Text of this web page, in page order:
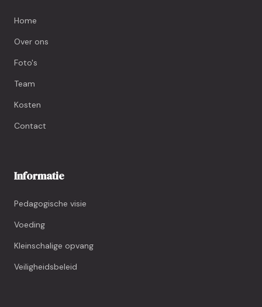
Home
Over ons
Foto's
Team
Kosten
Contact
Informatie
Pedagogische visie
Voeding
Kleinschalige opvang
Veiligheidsbeleid